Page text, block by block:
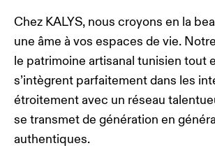
Chez KALYS, nous croyons en la
une âme à vos espaces de vie.
le patrimoine artisanal tunisien tout
s’intègrent parfaitement dans les
étroitement avec un réseau
se transmet de génération en
authentiques.